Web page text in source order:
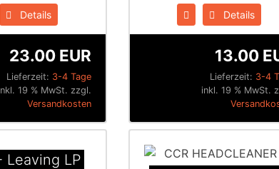
Details
Lieferzeit: 3-4 Tage
23.00 EUR
19 % MwSt. zzgl.
Versandkosten
Details
Lieferzeit: 3-4
13.00
inkl. 19 % MwSt.
Leaving LP